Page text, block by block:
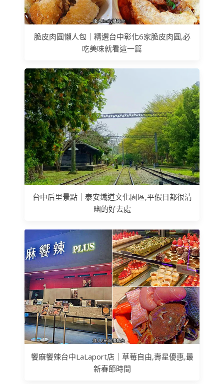
脆皮肉圓懶人包｜精選台中彰化6家脆皮肉圓,必
吃美味就看這一篇
台中后里景點｜泰安鐵道文化園區,平假日都很清
幽的好去處
饗麻饗辣台中LaLaport店｜草莓自由,壽星優惠,最
新春節時間